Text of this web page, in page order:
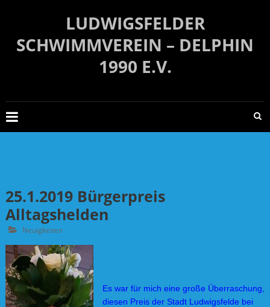
LUDWIGSFELDER
SCHWIMMVEREIN – DELPHIN
1990 E.V.
25.1.2019 Bürgerpreis
Alltagshelden
Neuigkeiten
Es war für mich eine große Überraschung,
diesen Preis der Stadt Ludwigsfelde bei